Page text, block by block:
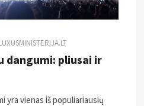
dangumi: pliusai ir
yra vienas iš populiariausių